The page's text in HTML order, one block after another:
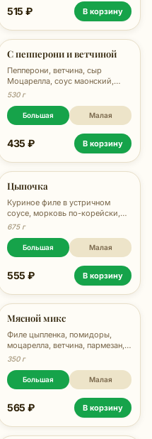
515 ₽ В корзину
С пепперони и ветчиной
Пепперони, ветчина, сыр
Моцарелла, соус маонский,
орегано, 530 гр.
530 г
Большая Малая
435 ₽ В корзину
Цыпочка
Куриное филе в устричном
соусе, морковь по-корейски,
перец болгарский, сыр
соус Унаги, зелень, 675 гр.
675 г
Большая Малая
555 ₽ В корзину
Мясной микс
Филе цыпленка, помидоры,
моцарелла, ветчина, пармезан,
соус тар-тар, 780г
350 г
Большая Малая
565 ₽ В корзину